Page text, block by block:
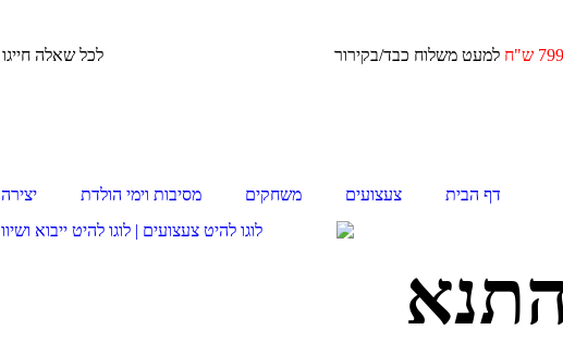
למעט משלוח כבד/בקירור לכל שאלה חייגו
דף הבית צעצועים משחקים מסיבות וימי הולדת יצירה